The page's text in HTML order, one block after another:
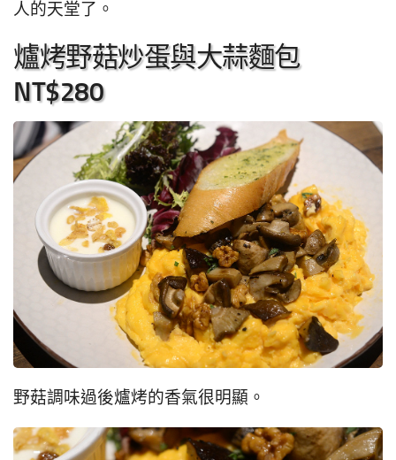
人的天堂了。
爐烤野菇炒蛋與大蒜麵包
NT$280
野菇調味過後爐烤的香氣很明顯。